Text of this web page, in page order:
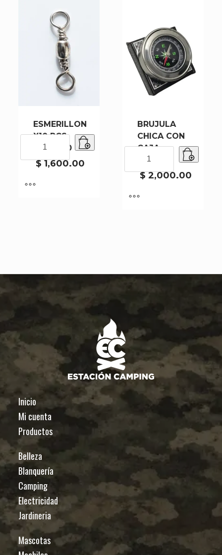
ESMERILLON
X10 PCS
1001-2-10
$1,600.00
PCS
2-
BRUJULA
CHICA CON
CAJA
NEGRA
$2,000.00
CON
NEGRA
Inicio
Mi cuenta
Productos
Belleza
Blanquería
Camping
Electricidad
Jardineria
Mascotas